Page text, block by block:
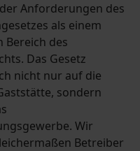
Anforderungen des
als einem
Bereich des
Das Gesetz
nicht nur auf die
sondern
Wir
Betreiber